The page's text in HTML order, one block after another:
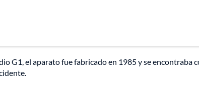
G1, el aparato fue fabricado en 1985 y se encontraba